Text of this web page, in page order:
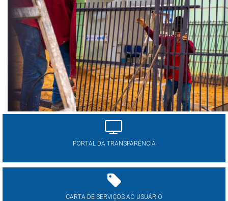
PORTAL DA TRANSPARÊNCIA
CARTA DE SERVIÇOS AO USUÁRIO